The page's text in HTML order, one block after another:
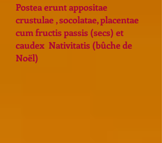
Postea erunt appositae
crustulae , socolatae, placentae
cum fructis passis (secs) et
caudex Nativitatis (bûche de
Noël)